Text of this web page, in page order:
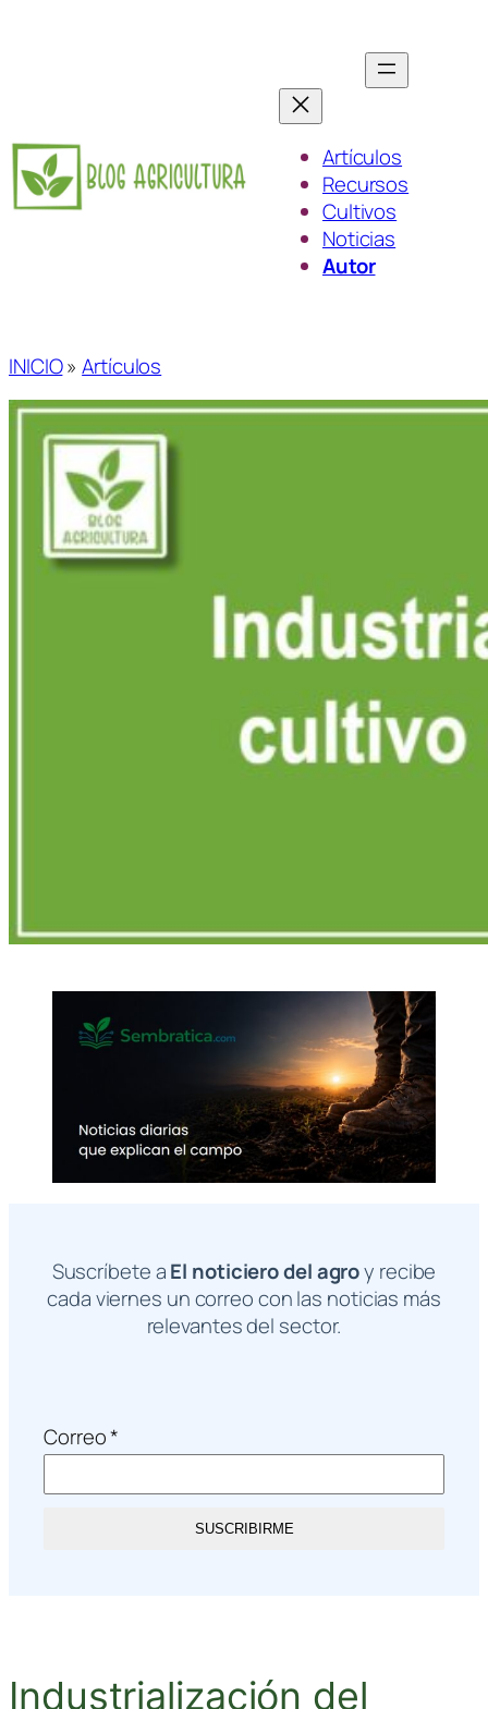
Artículos
Recursos
Cultivos
Noticias
Autor
INICIO» Artículos
Suscríbete aEl noticiero del agroy recibe
cada viernes un correo con las noticias más
relevantes del sector.
Correo*
SUSCRIBIRME
Industrialización del